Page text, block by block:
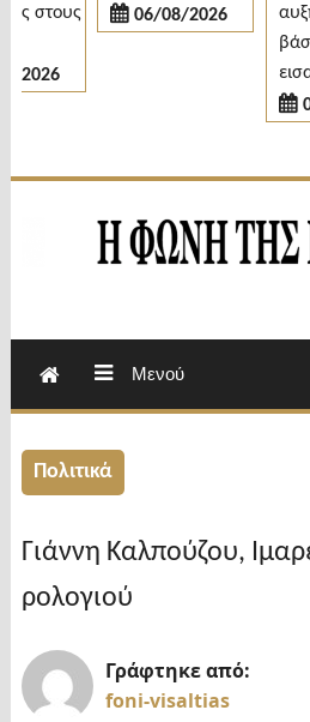
στους
06/08/2026
Μενού
Πολιτικά
Γιάννη Καλπούζου,
ρολογιού
Γράφτηκε από:
foni-visaltias